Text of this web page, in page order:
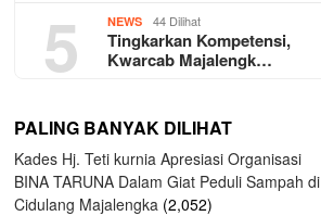
5 NEWS 44 Dilihat
Tingkarkan Kompetensi,
Kwarcab Majalengk…
PALING BANYAK DILIHAT
Kades Hj. Teti kurnia Apresiasi Organisasi
BINA TARUNA Dalam Giat Peduli Sampah di
Cidulang Majalengka (2,052)